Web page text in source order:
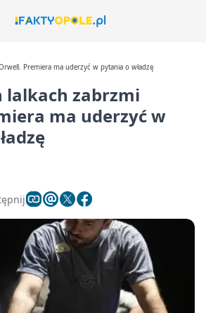
Premiera ma uderzyć w pytania o władzę
lalkach zabrzmi
ma uderzyć w